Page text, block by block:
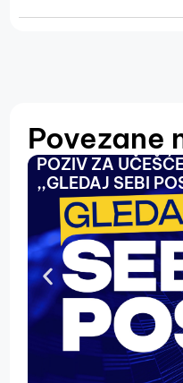
Povezane
POZIV ZA
,,GLEDAJ SEBI